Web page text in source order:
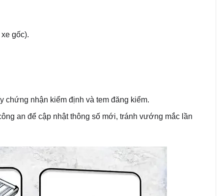
gốc).
chứng nhận kiểm định và tem đăng kiểm.
an để cập nhật thông số mới, tránh vướng mắc lần